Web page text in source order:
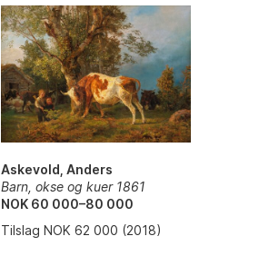
Askevold, Anders
Barn, okse og kuer 1861
NOK 60 000–80 000
Tilslag NOK 62 000 (2018)